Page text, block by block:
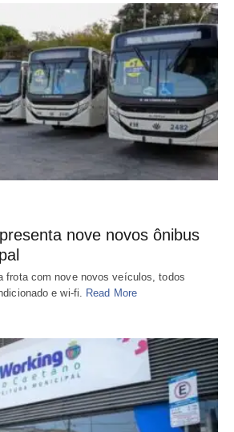
nove novos ônibus
frota com nove novos veículos, todos
e wi-fi. Read More